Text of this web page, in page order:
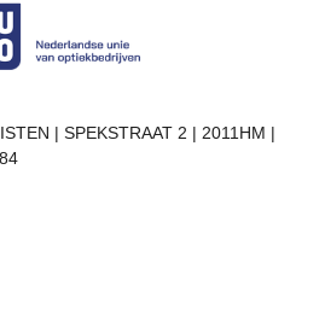
| SPEKSTRAAT 2 | 2011HM |